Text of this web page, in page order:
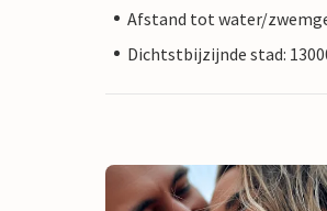
Afstand tot water/
Dichtstbijzijnde stad: